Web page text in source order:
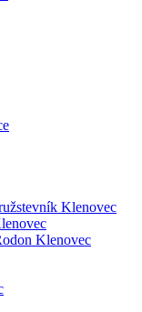
Klenovec
Klenovec